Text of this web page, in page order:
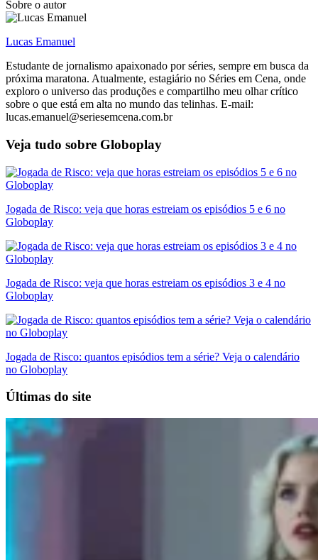
Sobre o autor
Lucas Emanuel
Estudante de jornalismo apaixonado por séries, sempre em busca da
próxima maratona. Atualmente, estagiário no Séries em Cena, onde
exploro o universo das produções e compartilho meu olhar crítico
sobre o que está em alta no mundo das telinhas. E-mail:
lucas.emanuel@seriesemcena.com.br
Veja tudo sobre Globoplay
Jogada de Risco: veja que horas estreiam os episódios 5 e 6 no
Globoplay
Jogada de Risco: veja que horas estreiam os episódios 3 e 4 no
Globoplay
Jogada de Risco: quantos episódios tem a série? Veja o calendário
no Globoplay
Últimas do site